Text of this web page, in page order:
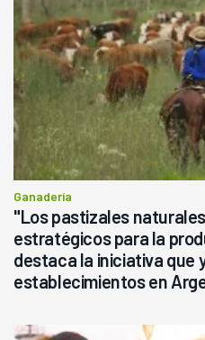
Ganadería
"Los pastizales
estratégicos para la
destaca la iniciativa que
establecimientos en